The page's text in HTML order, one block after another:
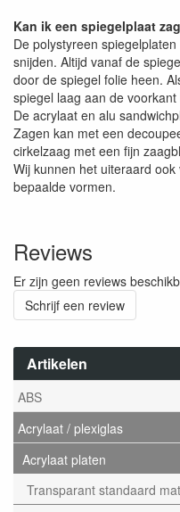
Artikelen
ABS
Acrylaat / plexiglas
Acrylaat platen
Transparant standaard
Kan ik een spiegelplaat
De polystyreen
snijden. Altijd vanaf de
door de spiegel folie heen.
spiegel laag aan de voorkant
De acrylaat en alu
Zagen kan met een
cirkelzaag met een fijn
Wij kunnen het uiteraard
bepaalde vormen.
Reviews
Er zijn geen reviews
Schrijf een review